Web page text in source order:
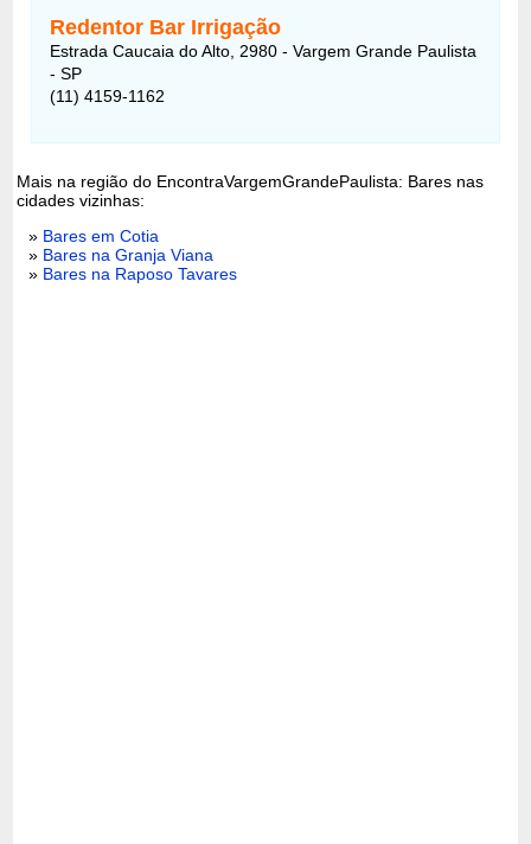
Redentor Bar Irrigação
Estrada Caucaia do Alto, 2980 - Vargem Grande Paulista
- SP
(11) 4159-1162
Mais na região do EncontraVargemGrandePaulista: Bares nas
cidades vizinhas:
» Bares em Cotia
» Bares na Granja Viana
» Bares na Raposo Tavares